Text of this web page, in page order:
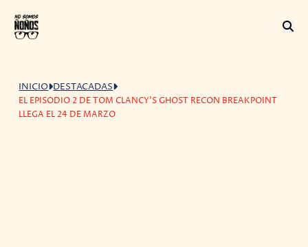
INICIO DESTACADAS
EL EPISODIO 2 DE TOM CLANCY’S GHOST RECON BREAKPOINT
LLEGA EL 24 DE MARZO